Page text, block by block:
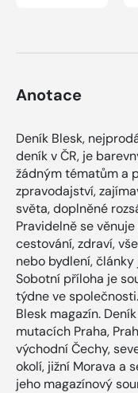
Anotace
Deník Blesk,
deník v ČR, je
žádným tématům a
zpravodajství,
světa, doplněné
Pravidelně se
cestování, zdraví,
nebo bydlení,
Sobotní příloha je
týdne ve
Blesk magazín.
mutacích Praha,
východní Čechy,
okolí, jižní Morava a
jeho magazínový